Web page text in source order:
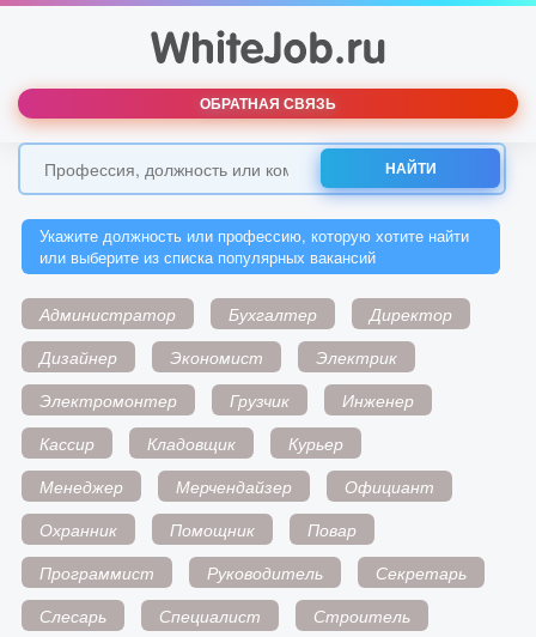
ОБРАТНАЯ СВЯЗЬ
НАЙТИ
Укажите должность или профессию, которую хотите найти
или выберите из списка популярных вакансий
Администратор Бухгалтер
Директор
Дизайнер
Экономист
Электрик
Электромонтер
Грузчик
Инженер
Кассир
Кладовщик
Курьер
Менеджер
Мерчендайзер
Официант
Охранник
Помощник
Повар
Программист
Руководитель
Секретарь
Слесарь
Специалист
Строитель